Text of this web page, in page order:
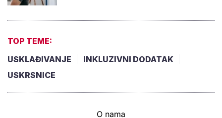
TOP TEME:
USKLAĐIVANJE
INKLUZIVNI DODATAK
USKRSNICE
O nama